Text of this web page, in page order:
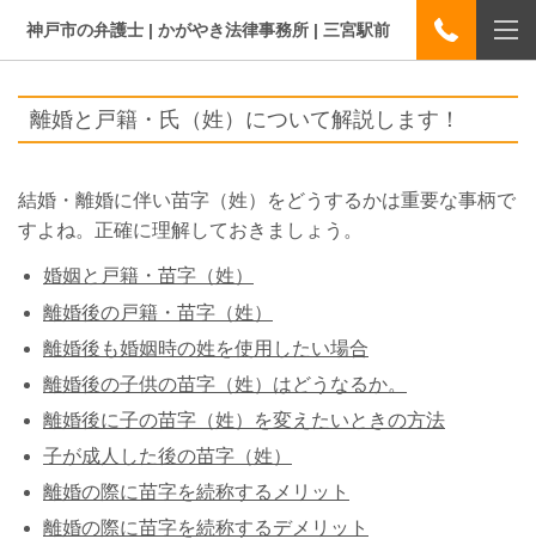
神戸市の弁護士 | かがやき法律事務所 | 三宮駅前
離婚と戸籍・氏（姓）について解説します！
結婚・離婚に伴い苗字（姓）をどうするかは重要な事柄で
すよね。正確に理解しておきましょう。
婚姻と戸籍・苗字（姓）
離婚後の戸籍・苗字（姓）
離婚後も婚姻時の姓を使用したい場合
離婚後の子供の苗字（姓）はどうなるか。
離婚後に子の苗字（姓）を変えたいときの方法
子が成人した後の苗字（姓）
離婚の際に苗字を続称するメリット
離婚の際に苗字を続称するデメリット